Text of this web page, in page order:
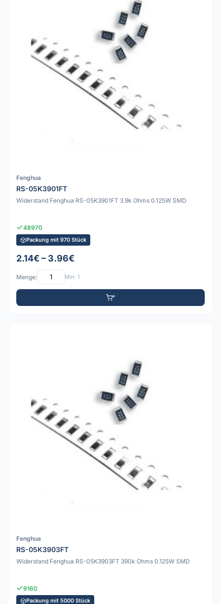
Fenghua
RS-05K3901FT
Widerstand Fenghua RS-05K3901FT 3.9k Ohms 0.125W SMD
48970
Packung mit 970 Stück
2.14€ – 3.96€
Menge: Min: 1
Fenghua
RS-05K3903FT
Widerstand Fenghua RS-05K3903FT 390k Ohms 0.125W SMD
9160
Packung mit 5000 Stück